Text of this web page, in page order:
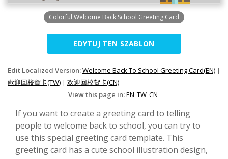
Colorful Welcome Back School Greeting Card
EDYTUJ TEN SZABLON
Edit Localized Version:Welcome Back To School Greeting Card(EN) |
歡迎回校賀卡(TW) | 欢迎回校贺卡(CN)
View this page in:EN TW CN
If you want to create a greeting card to telling
people to welcome back to school, you can try to
use this special greeting card template. This
greeting card has a cute school illustration design,